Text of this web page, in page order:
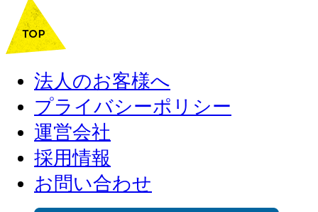
法人のお客様へ
プライバシーポリシー
運営会社
採用情報
お問い合わせ